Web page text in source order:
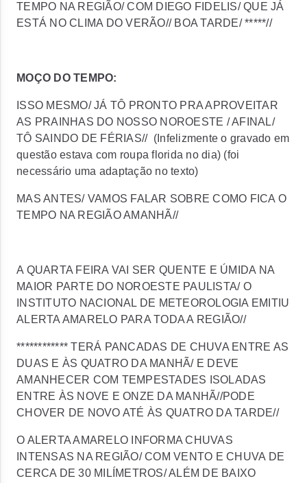
TEMPO NA REGIÃO/ COM DIEGO FIDELIS/ QUE JÁ
ESTÁ NO CLIMA DO VERÃO// BOA TARDE/ *****//
MOÇO DO TEMPO:
ISSO MESMO/ JÁ TÔ PRONTO PRA APROVEITAR
AS PRAINHAS DO NOSSO NOROESTE / AFINAL/
TÔ SAINDO DE FÉRIAS// (Infelizmente o gravado em
questão estava com roupa florida no dia) (foi
necessário uma adaptação no texto)
MAS ANTES/ VAMOS FALAR SOBRE COMO FICA O
TEMPO NA REGIÃO AMANHÃ//
A QUARTA FEIRA VAI SER QUENTE E ÚMIDA NA
MAIOR PARTE DO NOROESTE PAULISTA/ O
INSTITUTO NACIONAL DE METEOROLOGIA EMITIU
ALERTA AMARELO PARA TODA A REGIÃO//
************ TERÁ PANCADAS DE CHUVA ENTRE AS
DUAS E ÀS QUATRO DA MANHÃ/ E DEVE
AMANHECER COM TEMPESTADES ISOLADAS
ENTRE ÀS NOVE E ONZE DA MANHÃ//PODE
CHOVER DE NOVO ATÉ ÀS QUATRO DA TARDE//
O ALERTA AMARELO INFORMA CHUVAS
INTENSAS NA REGIÃO/ COM VENTO E CHUVA DE
CERCA DE 30 MILÍMETROS/ ALÉM DE BAIXO